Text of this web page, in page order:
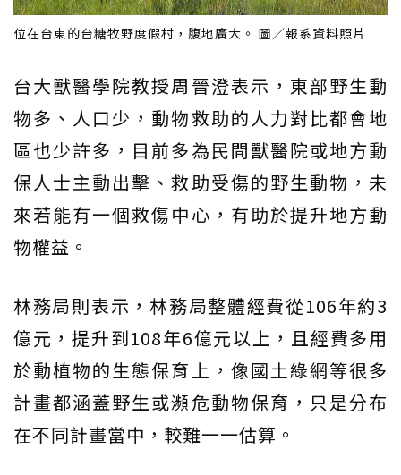
位在台東的台糖牧野度假村，腹地廣大。 圖／報系資料照片
台大獸醫學院教授周晉澄表示，東部野生動
物多、人口少，動物救助的人力對比都會地
區也少許多，目前多為民間獸醫院或地方動
保人士主動出擊、救助受傷的野生動物，未
來若能有一個救傷中心，有助於提升地方動
物權益。
林務局則表示，林務局整體經費從106年約3
億元，提升到108年6億元以上，且經費多用
於動植物的生態保育上，像國土綠網等很多
計畫都涵蓋野生或瀕危動物保育，只是分布
在不同計畫當中，較難一一估算。